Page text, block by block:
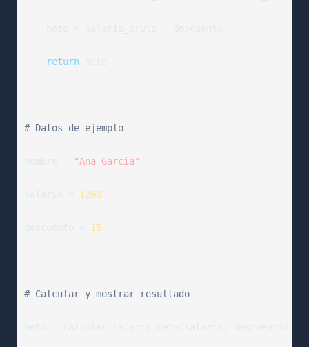
return
# Datos de ejemplo
"Ana Garcia"
1200
15
# Calcular y mostrar resultado